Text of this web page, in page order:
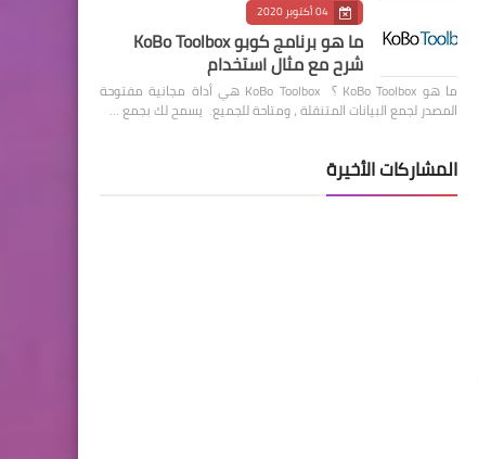
04 أكتوبر 2020
ما هو برنامج كوبو KoBo Toolbox
شرح مع مثال استخدام
ما هو KoBo Toolbox ؟ KoBo Toolbox هي أداة مجانية مفتوحة
المصدر لجمع البيانات المتنقلة ، ومتاحة للجميع. يسمح لك بجمع …
المشاركات الأخيرة